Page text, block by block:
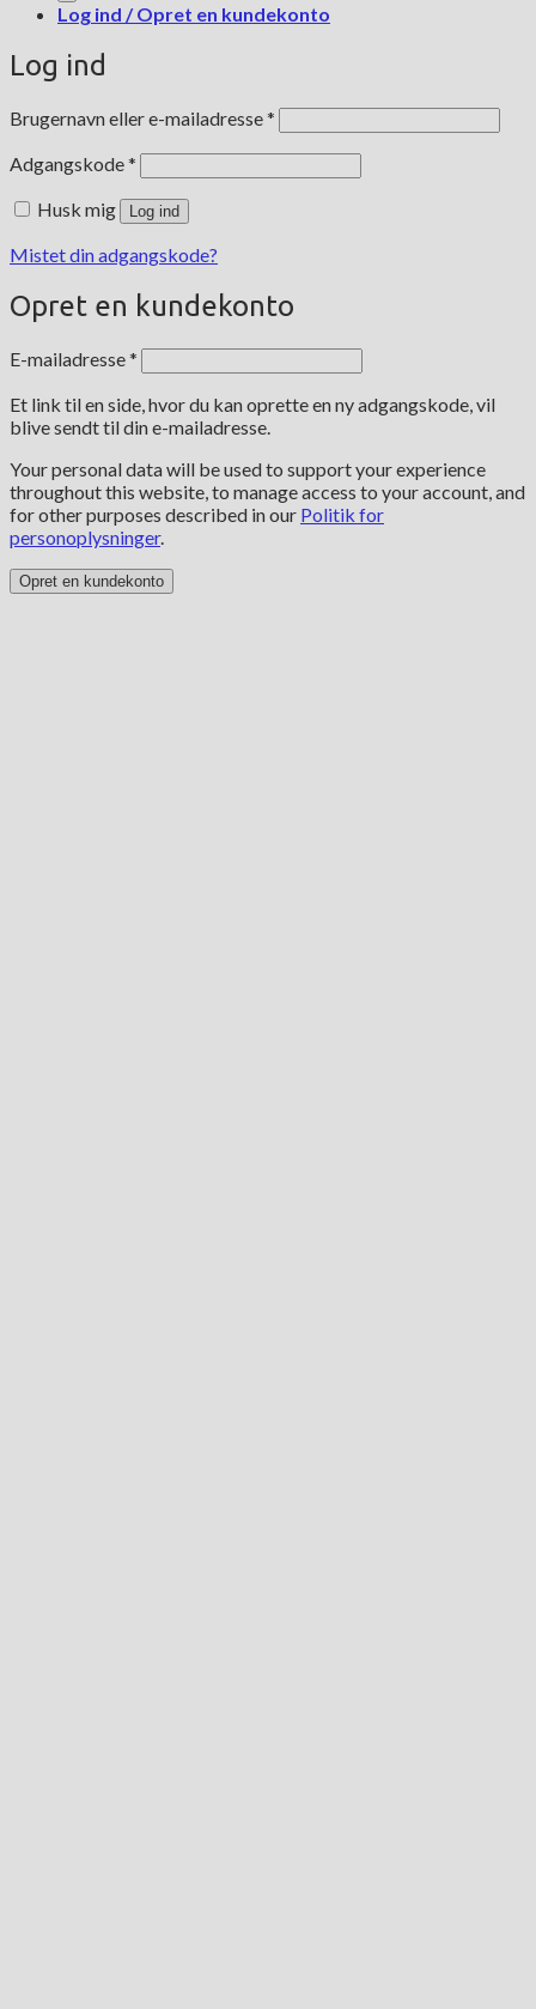
Log ind / Opret en kundekonto
Log ind
Brugernavn eller e-mailadresse* Påkrævet
Adgangskode* Påkrævet
Husk mig Log ind
Mistet din adgangskode?
Opret en kundekonto
E-mailadresse* Påkrævet
Et link til en side, hvor du kan oprette en ny adgangskode, vil
blive sendt til din e-mailadresse.
Your personal data will be used to support your experience
throughout this website, to manage access to your account, and
for other purposes described in our Politik for
personoplysninger.
Opret en kundekonto